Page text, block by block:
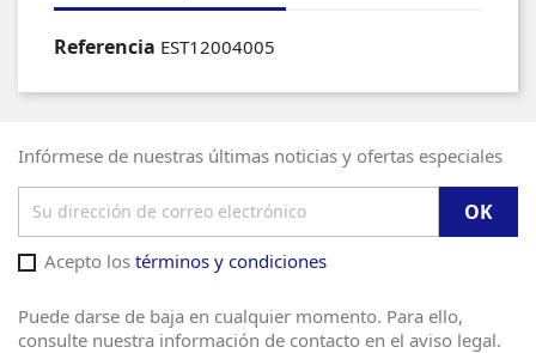
Referencia EST12004005
Infórmese de nuestras últimas noticias y ofertas especiales
Acepto los términos y condiciones
Puede darse de baja en cualquier momento. Para ello,
consulte nuestra información de contacto en el aviso legal.